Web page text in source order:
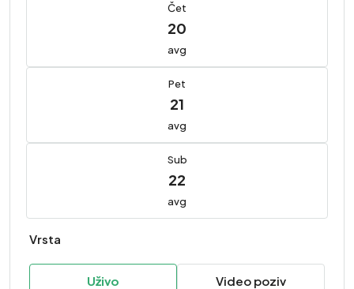
Čet
20
avg
Pet
21
avg
Sub
22
avg
Vrsta
Uživo Video poziv